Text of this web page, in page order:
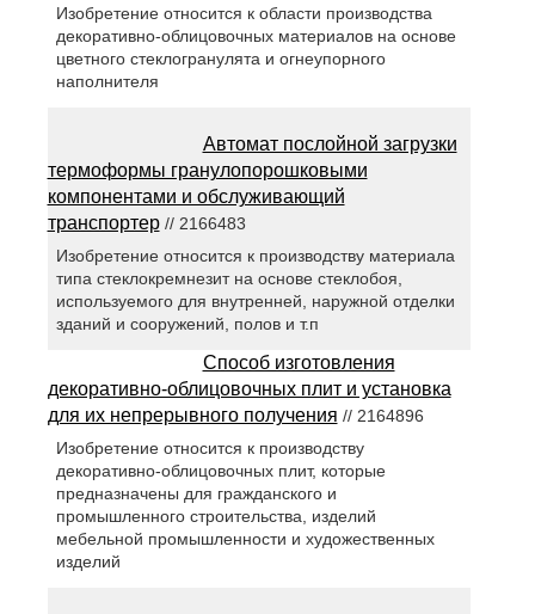
Изобретение относится к области производства
декоративно-облицовочных материалов на основе
цветного стеклогранулята и огнеупорного
наполнителя
Автомат послойной загрузки
термоформы гранулопорошковыми
компонентами и обслуживающий
транспортер// 2166483
Изобретение относится к производству материала
типа стеклокремнезит на основе стеклобоя,
используемого для внутренней, наружной отделки
зданий и сооружений, полов и т.п
Способ изготовления
декоративно-облицовочных плит и установка
для их непрерывного получения // 2164896
Изобретение относится к производству
декоративно-облицовочных плит, которые
предназначены для гражданского и
промышленного строительства, изделий
мебельной промышленности и художественных
изделий